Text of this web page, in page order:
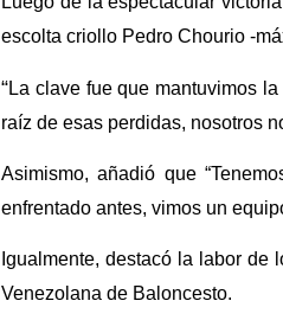
escolta criollo Pedro Chourio -
“La clave fue que mantuvimos
raíz de esas perdidas, nosotros
Asimismo, añadió que
enfrentado antes, vimos un
Igualmente, destacó la labor
Venezolana de Baloncesto.